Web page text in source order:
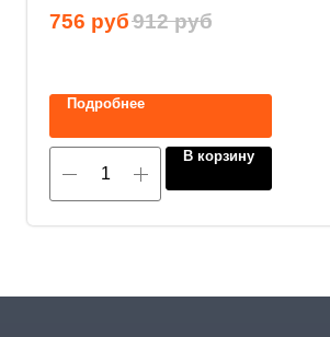
756 руб912 руб
Подробнее
В корзину
Нажимая на кнопку, вы соглашаетесь с
8 (800) 600-29-33